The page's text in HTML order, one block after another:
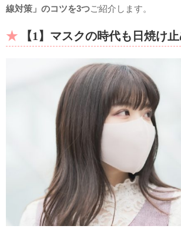
線対策」のコツを3つご紹介します。
【1】マスクの時代も日焼け